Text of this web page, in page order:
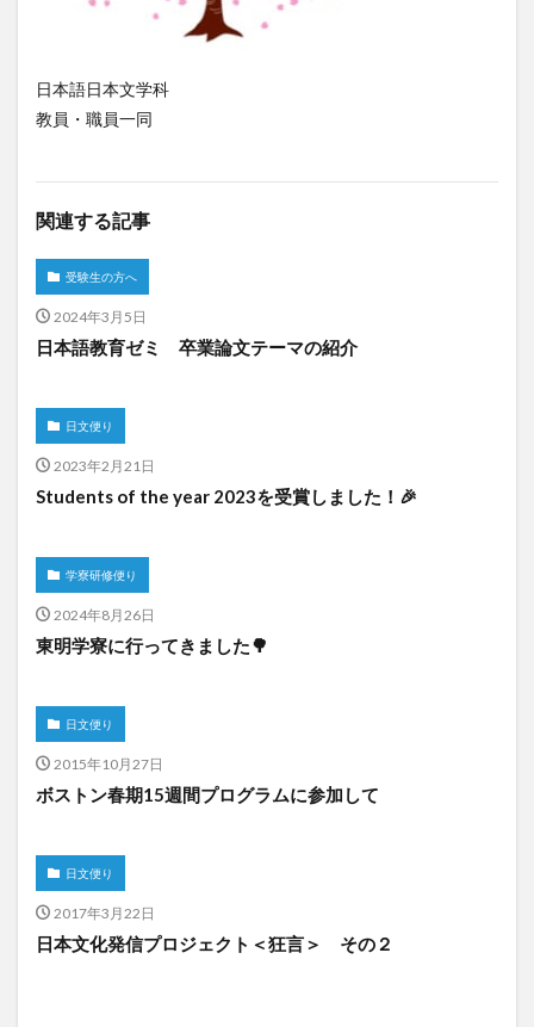
日本語日本文学科
教員・職員一同
関連する記事
受験生の方へ
2024年3月5日
日本語教育ゼミ 卒業論文テーマの紹介
日文便り
2023年2月21日
Students of the year 2023を受賞しました！🎉
学寮研修便り
2024年8月26日
東明学寮に行ってきました🌳
日文便り
2015年10月27日
ボストン春期15週間プログラムに参加して
日文便り
2017年3月22日
日本文化発信プロジェクト＜狂言＞ その２